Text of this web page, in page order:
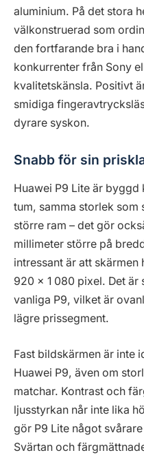
aluminium. På det stora
välkonstruerad som
den fortfarande bra i
konkurrenter från Sony
kvalitetskänsla. Positivt
smidiga
dyrare syskon.
Snabb för sin
Huawei P9 Lite är byggd
tum, samma storlek som
större ram – det gör
millimeter större på
intressant är att skärmen
920 x 1 080 pixel. Det är
vanliga P9, vilket är
lägre prissegment.
Fast bildskärmen är inte
Huawei P9, även om
matchar. Kontrast och
ljusstyrkan når inte lika
gör P9 Lite något
Svärtan och